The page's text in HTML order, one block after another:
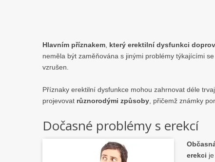
Hlavním příznakem který erektilní dysfunkci
neměla být zaměňována s jinými problémy týkajícími
vzrušen.
Příznaky erektilní dysfunkce mohou zahrnovat déle
projevovat různorodými způsoby , přičemž známky
Dočasné problémy s erekcí
erekci